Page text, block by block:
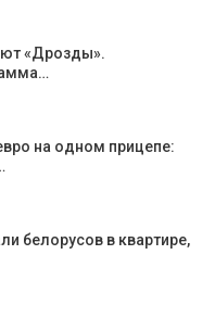
«Дрозды».
на одном прицепе:
белорусов в квартире,